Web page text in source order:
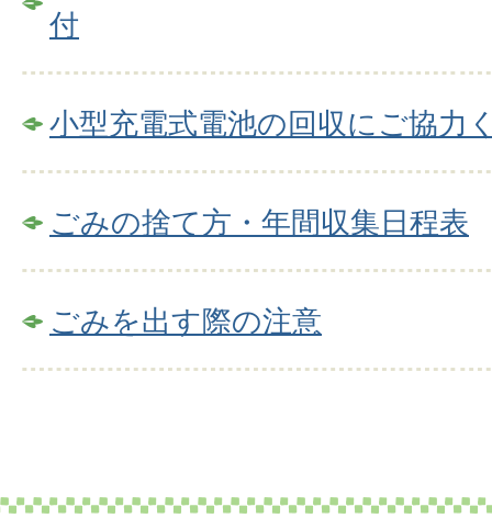
付
小型充電式電池の回収にご協力
ごみの捨て方・年間収集日程表
ごみを出す際の注意